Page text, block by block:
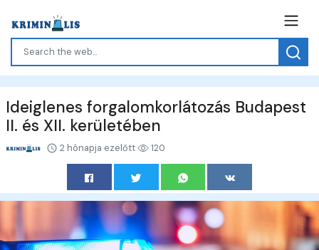
Ideiglenes forgalomkorlátozás Budapest
II. és XII. kerületében
2 hónapja ezelőtt 120